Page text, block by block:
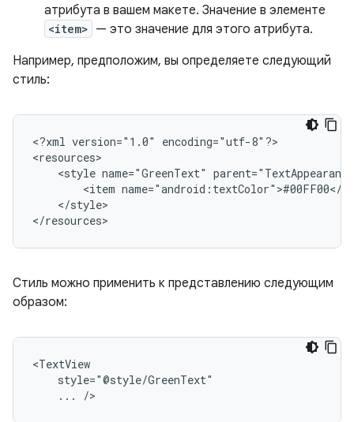
атрибута в вашем макете. Значение в элементе
<item> — это значение для этого атрибута.
Например, предположим, вы определяете следующий
стиль:
<?xml version="1.0"
encoding="utf-8"?>
<style name="GreenText"
<item
</style>
</resources>
Стиль можно применить к представлению следующим
образом:
...
/>